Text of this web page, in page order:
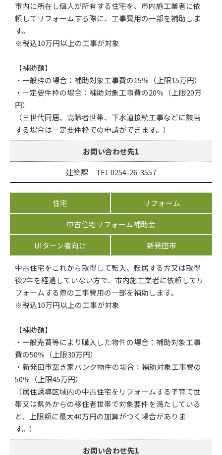
市内に所在し個人が所有する住宅を、市内施工業者に依
頼してリフォームする際に、工事費用の一部を補助しま
す。
※税込10万円以上の工事が対象
【補助額】
・一般枠の場合：補助対象工事費の15％（上限15万円）
・一定要件枠の場合：補助対象工事費の20％（上限20万
円）
（三世代同居、高齢者世帯、下水道接続工事などに該当
する場合は一定要件枠での申請ができます。）
お問い合わせ先1
建築課 TEL 0254-26-3557
住宅 リフォーム
中古住宅リフォーム補助金
UIターン者向け 新発田市
中古住宅をこれから取得して転入、転居する方又は取得
後2年を経過していない方で、市内施工業者に依頼してリ
フォームする際の工事費用の一部を補助します。
※税込10万円以上の工事が対象
【補助額】
・一般売買等により購入した物件の場合：補助対象工事
費の50％（上限30万円）
・新発田市空き家バンク物件の場合：補助対象工事費の
50％（上限45万円）
（居住誘導区域内の中古住宅をリフォームする子育て世
帯又は県外からの移住者世帯で対象要件を満たしている
と、上限額に最大40万円の加算がつく場合がありま
す。）
お問い合わせ先1